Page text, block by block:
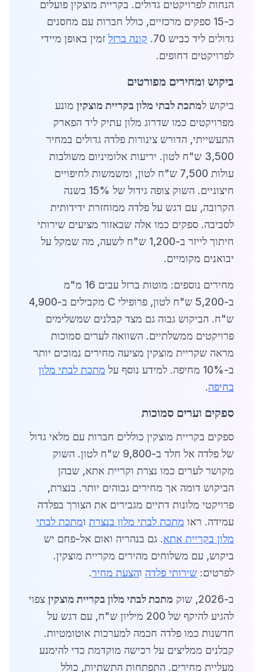
הנחות לפרויקטים גדולים. בקריית מוצקין פועלים
כ-15 ספקים מרכזיים, כולל חברות עם מחסנים
גדולים ליד כביש 70.
קונה ברזל זמין באופן מיידי
לפרויקטים דחופים.
ביקוש ומחירים מפורטים
ביקוש למתכת לבתי מלון בקריית מוצקין מונע
מפרויקטים כמו שדרוג מלון עתיק ליד הפארק
התעשייתי, הדורש צינורות פלדה גדולים במחיר
3,500 ש"ח לטון. יריעות אלומיניום משולבות
עולות 7,500 ש"ח לטון, ומשמשות לחיפויים
חיצוניים. השוק צופה גידול של 15% בשנה
הקרובה, עם דגש על פלדה ממוחזרת ידידותית
לסביבה. ספקים כמו אלה שבאזור מציעים שירותי
חיתוך לייזר ב-1,200 ש"ח לשעה, מה שמקל על
יבואנים מקומיים.
מחירים נוספים: מוטות ברזל עבים 16 מ"מ
ב-5,200 ש"ח לטון, פרופילי C מקבילים ב-4,900
ש"ח. הביקוש גבוה גם מצד קבלנים שמשלימים
פרויקטים ממשלתיים. השוואה לערים סמוכות
מראה שקריית מוצקין מציעה מחירים נמוכים יותר
ב-10% מחיפה. למידע נוסף על
מתכת לבתי מלון
בחיפה.
ספקים וערים סמוכות
ספקים בקריית מוצקין כוללים חברות עם מלאי גדול
של פלדה אל חלד ב-9,800 ש"ח לטון. השוק
מקושר לערים כמו נצרת וקריית אתא, שבהן
הביקוש דומה אך מחירים גבוהים יותר. בנצרת,
פרויקטי מלונות דתיים מגבירים את הצורך בפלדה
עמידה. ראו מתכת לבתי מלון בנצרת ומתכת לבתי
מלון בקריית אתא. גם בנהריה ואום אל-פחם יש
ביקוש, עם משלוחים מהירים מקריית מוצקין.
לפרטים: שירותי פלדה והצעת מחיר.
ב-2026, שוק מתכת לבתי מלון בקריית מוצקין צפוי
להגיע להיקף של 200 מיליון ש"ח, עם דגש על
חדשנות כמו פלדה חכמה למערכות אוטומטיות.
קבלנים ממליצים על רכישה מוקדמת כדי להימנע
מעליית מחירים. התפתחות התשתיות, כולל